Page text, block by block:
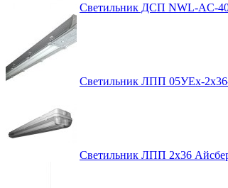
Светильник ДСП NWL-AC-
Светильник ЛПП 05УEx-
Светильник ЛПП 2х36